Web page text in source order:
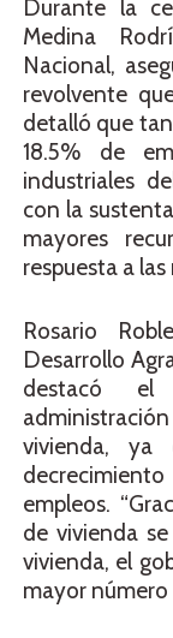
Durante la
Medina
Nacional,
revolvente
detalló que
18.5% de
industriales
con la
mayores
respuesta a
Rosario
Desarrollo
destacó
vivienda,
empleos.
de vivienda
vivienda, el
mayor número